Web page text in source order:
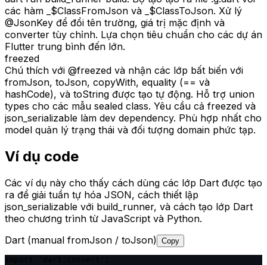
các hàm _$ClassFromJson và _$ClassToJson. Xử lý
@JsonKey để đổi tên trường, giá trị mặc định và
converter tùy chỉnh. Lựa chọn tiêu chuẩn cho các dự án
Flutter trung bình đến lớn.
freezed
Chú thích với @freezed và nhận các lớp bất biến với
fromJson, toJson, copyWith, equality (== và
hashCode), và toString được tạo tự động. Hỗ trợ union
types cho các mẫu sealed class. Yêu cầu cả freezed và
json_serializable làm dev dependency. Phù hợp nhất cho
model quản lý trạng thái và đối tượng domain phức tạp.
Ví dụ code
Các ví dụ này cho thấy cách dùng các lớp Dart được tạo
ra để giải tuần tự hóa JSON, cách thiết lập
json_serializable với build_runner, và cách tạo lớp Dart
theo chương trình từ JavaScript và Python.
Dart (manual fromJson / toJson) Copy